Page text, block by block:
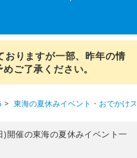
おりますが一部、昨年の情
ご了承ください。
東海の夏休みイベント・おでかけ
開催の東海の夏休みイベント一